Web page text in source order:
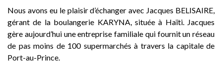
Nous avons eu le plaisir d’échanger avec Jacques BELISAIRE,
gérant de la boulangerie KARYNA, située à Haïti. Jacques
gère aujourd’hui une entreprise familiale qui fournit un réseau
de pas moins de 100 supermarchés à travers la capitale de
Port-au-Prince.